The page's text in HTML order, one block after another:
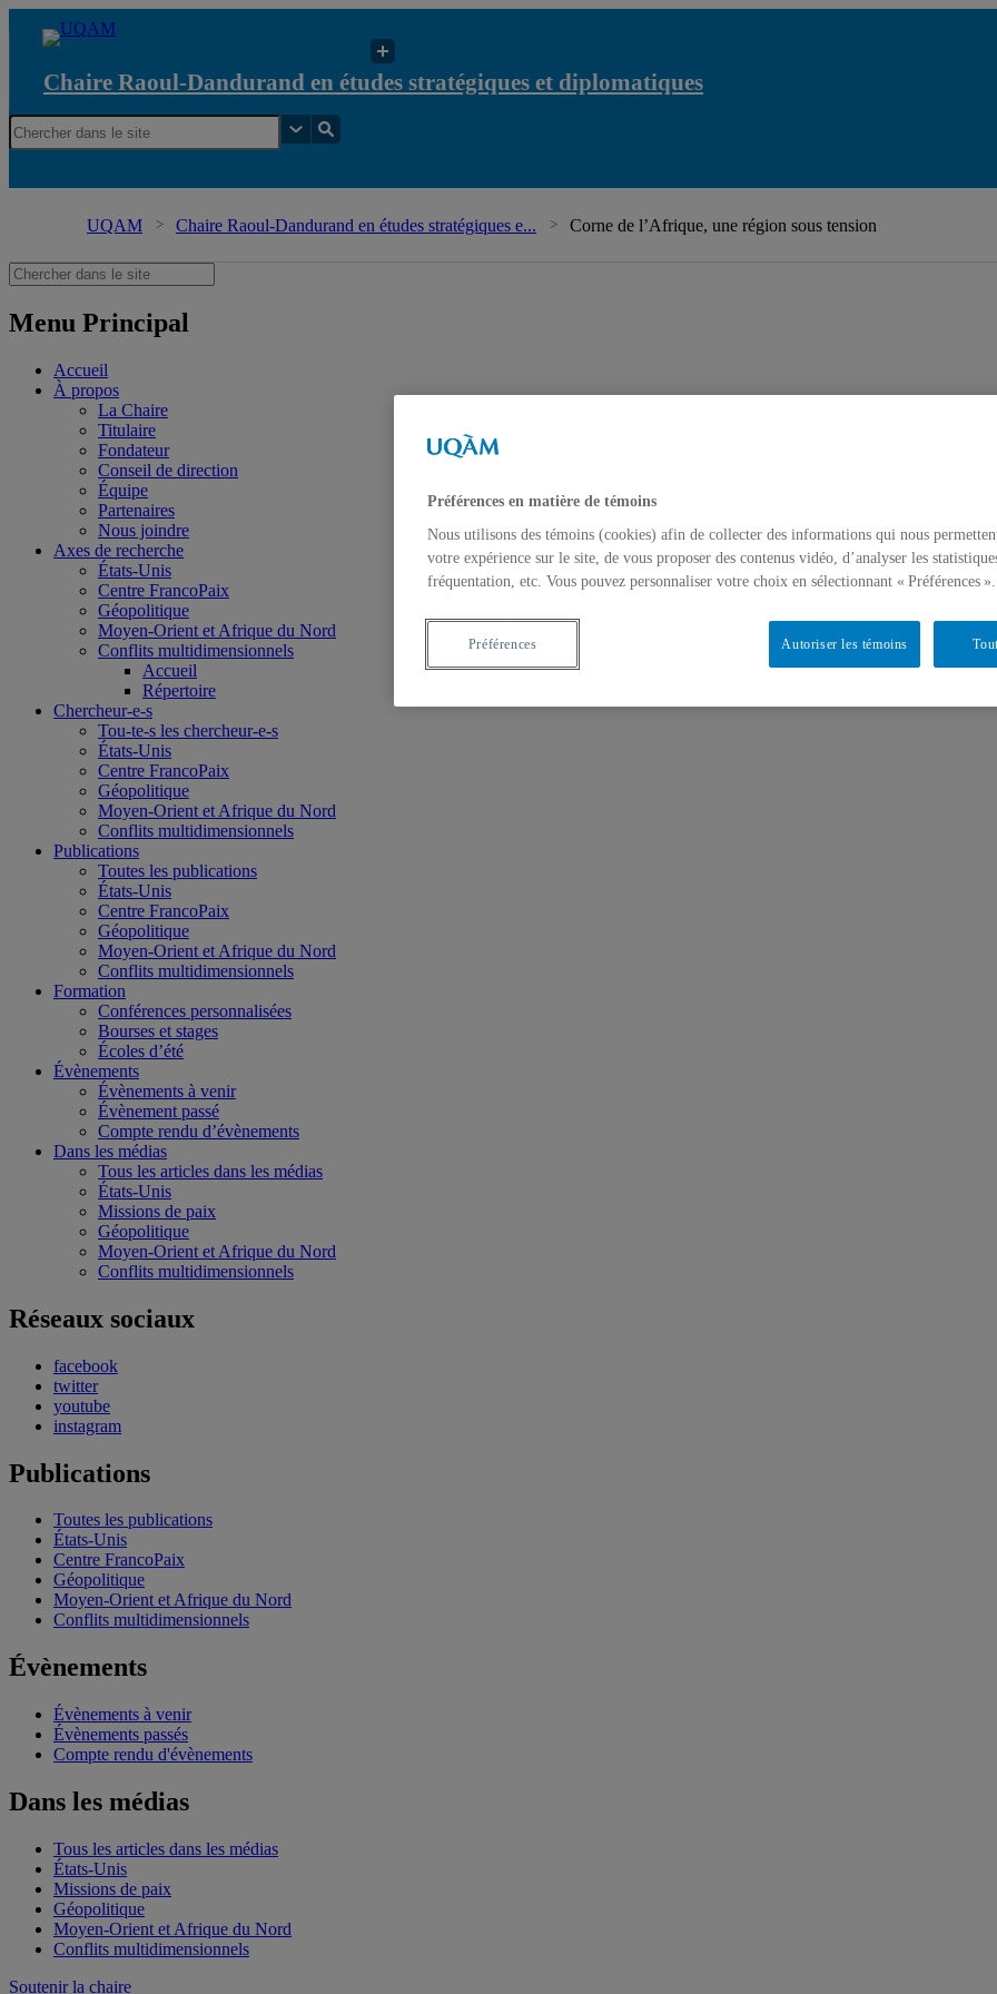
Chaire Raoul-Dandurand en études stratégiques et diplomatiques
UQAM Chaire Raoul-Dandurand en études stratégiques e... Corne de l’Afrique, une région sous tension
Menu Principal
Accueil
À propos
La Chaire
Titulaire
Fondateur
Conseil de direction
Équipe
Partenaires
Nous joindre
Axes de recherche
États-Unis
Centre FrancoPaix
Géopolitique
Moyen-Orient et Afrique du Nord
Conflits multidimensionnels
Accueil
Répertoire
Chercheur-e-s
Tou-te-s les chercheur-e-s
États-Unis
Centre FrancoPaix
Géopolitique
Moyen-Orient et Afrique du Nord
Conflits multidimensionnels
Publications
Toutes les publications
États-Unis
Centre FrancoPaix
Géopolitique
Moyen-Orient et Afrique du Nord
Conflits multidimensionnels
Formation
Conférences personnalisées
Bourses et stages
Écoles d’été
Évènements
Évènements à venir
Évènement passé
Compte rendu d’évènements
Dans les médias
Tous les articles dans les médias
États-Unis
Missions de paix
Géopolitique
Moyen-Orient et Afrique du Nord
Conflits multidimensionnels
Réseaux sociaux
facebook
twitter
youtube
instagram
Publications
Toutes les publications
États-Unis
Centre FrancoPaix
Géopolitique
Moyen-Orient et Afrique du Nord
Conflits multidimensionnels
Évènements
Évènements à venir
Évènements passés
Compte rendu d'évènements
Dans les médias
Tous les articles dans les médias
États-Unis
Missions de paix
Géopolitique
Moyen-Orient et Afrique du Nord
Conflits multidimensionnels
Soutenir la chaire
Préférences en matière de témoins
Nous utilisons des témoins (cookies) afin de collecter des informations qui nous
votre expérience sur le site, de vous proposer des contenus vidéo, d’analyser les
fréquentation, etc. Vous pouvez personnaliser votre choix en sélectionnant « Préférences ».
Autoriser les témoins
Préférences